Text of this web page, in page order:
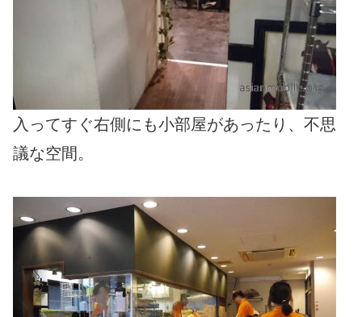
入ってすぐ右側にも小部屋があったり、不思
議な空間。